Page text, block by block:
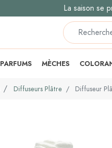
La saison se
PARFUMS MÈCHES
Diffuseurs Plâtre Diffuseur